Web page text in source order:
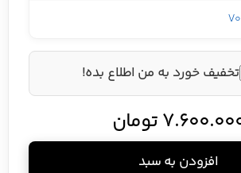
تخفیف خورد به من اطلاع بده!
تومان
افزودن به سبد